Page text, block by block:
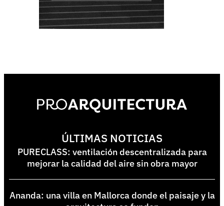
ÚLTIMAS NOTICIAS
PURECLASS: ventilación descentralizada para
mejorar la calidad del aire sin obra mayor
Ananda: una villa en Mallorca donde el paisaje y la